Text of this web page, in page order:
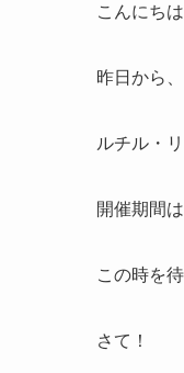
こんにち
昨日から
ルチル・
開催期間
この時を
さて！